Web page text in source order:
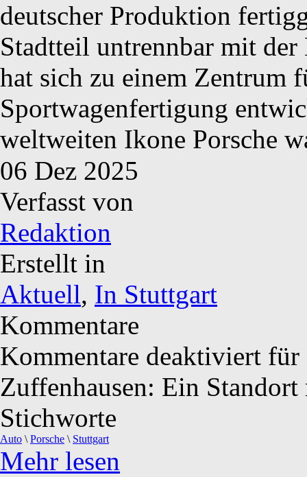
deutscher Produktion
Stadtteil untrennbar mit
hat sich zu einem Zentrum
Sportwagenfertigung
weltweiten Ikone Porsche
06 Dez 2025
Verfasst von
Redaktion
Erstellt in
Aktuell, In Stuttgart
Kommentare
Kommentare deaktiviert für
Zuffenhausen: Ein
Stichworte
Auto \ Porsche \ Stuttgart
Mehr lesen